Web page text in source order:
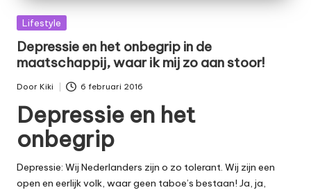
Geplaatst
Lifestyle
Depressie en het onbegrip in de
maatschappij, waar ik mij zo aan stoor!
door
Door Kiki 6 februari 2016
Depressie en het
onbegrip
Depressie: Wij Nederlanders zijn o zo tolerant. Wij zijn een
open en eerlijk volk, waar geen taboe’s bestaan! Ja, ja,